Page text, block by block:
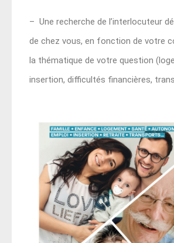
– Une recherche de l’interlocuteur
de chez vous, en fonction de votre
la thématique de votre question
insertion, difficultés financières,